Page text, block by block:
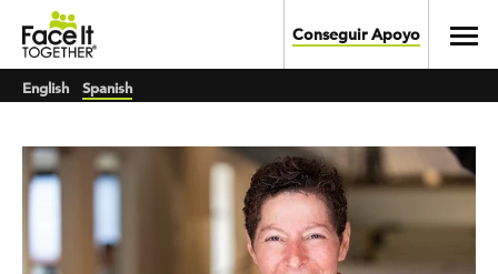
Skip to main content
Conseguir Apoyo
English Spanish